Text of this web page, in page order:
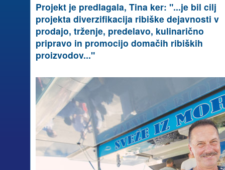
Projekt je predlagala, Tina ker: "...je bil cilj
projekta diverzifikacija ribiške dejavnosti v
prodajo, trženje, predelavo, kulinarično
pripravo in promocijo domačih ribiških
proizvodov..."